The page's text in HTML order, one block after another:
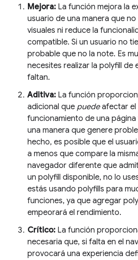
Mejora: La función mejora la
usuario de una manera que
visuales ni reduce la
compatible. Si un usuario no
probable que no la note. Es
necesites realizar la polyfill de
faltan.
Aditiva: La función
adicional que puedeafectar el
funcionamiento de una
una manera que genere
hecho, es posible que el
a menos que compare la
navegador diferente que
un polyfill disponible, no lo
estás usando polyfills para
funciones, ya que agregar
empeorará el rendimiento.
Crítico: La función
necesaria que, si falta en el
provocará una experiencia